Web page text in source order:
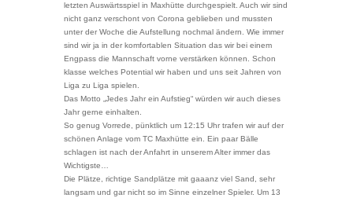
letzten Auswärtsspiel in Maxhütte durchgespielt. Auch wir sind
nicht ganz verschont von Corona geblieben und mussten
unter der Woche die Aufstellung nochmal ändern. Wie immer
sind wir ja in der komfortablen Situation das wir bei einem
Engpass die Mannschaft vorne verstärken können. Schon
klasse welches Potential wir haben und uns seit Jahren von
Liga zu Liga spielen.
Das Motto „Jedes Jahr ein Aufstieg“ würden wir auch dieses
Jahr gerne einhalten.
So genug Vorrede, pünktlich um 12:15 Uhr trafen wir auf der
schönen Anlage vom TC Maxhütte ein. Ein paar Bälle
schlagen ist nach der Anfahrt in unserem Alter immer das
Wichtigste…
Die Plätze, richtige Sandplätze mit gaaanz viel Sand, sehr
langsam und gar nicht so im Sinne einzelner Spieler. Um 13